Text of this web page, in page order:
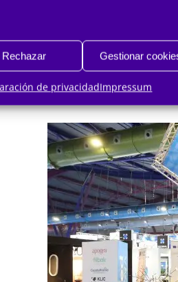
Rechazar Gestionar
de privacidadImpressum